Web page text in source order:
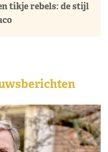
tikje rebels: de stijl